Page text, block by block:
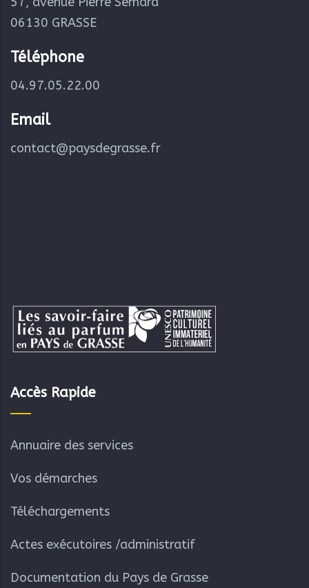
06130 GRASSE
Téléphone
04.97.05.22.00
Email
contact@paysdegrasse.fr
Accès Rapide
Annuaire des services
Vos démarches
Téléchargements
Actes exécutoires /administratif
Documentation du Pays de Grasse